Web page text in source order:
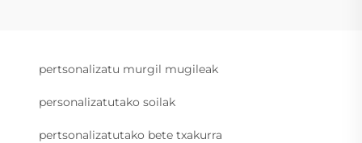
pertsonalizatu murgil mugileak
personalizatutako soilak
pertsonalizatutako bete txakurra